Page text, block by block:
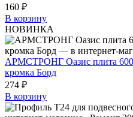
160 ₽
В корзину
НОВИНКА
АРМСТРОНГ Оазис плита
кромка Борд
274 ₽
В корзину